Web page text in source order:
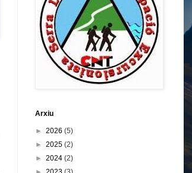
Arxiu
► 2026 (5)
► 2025 (2)
► 2024 (2)